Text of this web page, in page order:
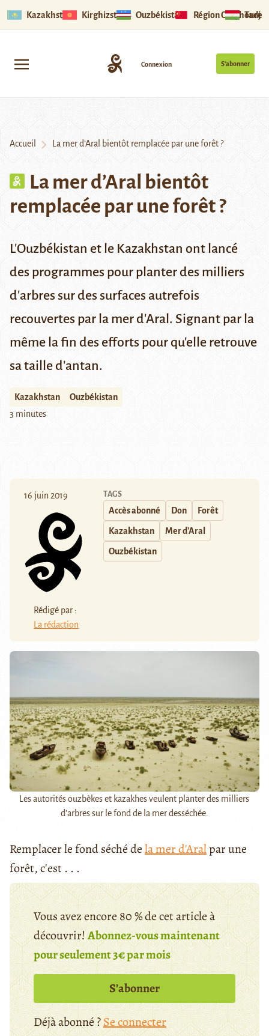
Kazakhstan Kirghizstan Ouzbékistan Région Ouïghoure
S’abonner
Connexion
Accueil La mer d’Aral bientôt remplacée par une forêt ?
La mer d’Aral bientôt
remplacée par une forêt ?
L'Ouzbékistan et le Kazakhstan ont lancé
des programmes pour planter des milliers
d'arbres sur des surfaces autrefois
recouvertes par la mer d'Aral. Signant par la
même la fin des efforts pour qu'elle retrouve
sa taille d'antan.
Kazakhstan
Ouzbékistan
3 minutes
16 juin 2019
Rédigé par :
La rédaction
TAGS
Accès abonné Don Forêt
Kazakhstan Mer d'Aral
Ouzbékistan
Les autorités ouzbèkes et kazakhes veulent planter des milliers
d'arbres sur le fond de la mer desséchée.
Remplacer le fond séché dela mer d'Aralpar une
forêt, c'est . . .
Vous avez encore 80 % de cet article à
découvrir!Abonnez-vous maintenant
pour seulement 3€ par mois
S’abonner
Déjà abonné ?Se connecter